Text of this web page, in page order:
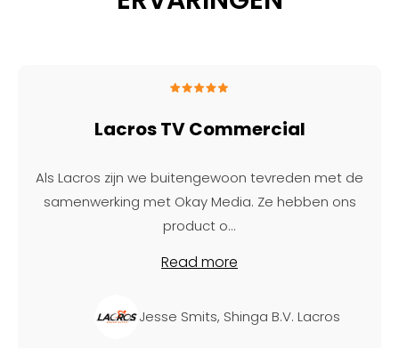
Lacros TV Commercial
Als Lacros zijn we buitengewoon tevreden met de
samenwerking met Okay Media. Ze hebben ons
product o...
Read more
Jesse Smits, Shinga B.V. Lacros